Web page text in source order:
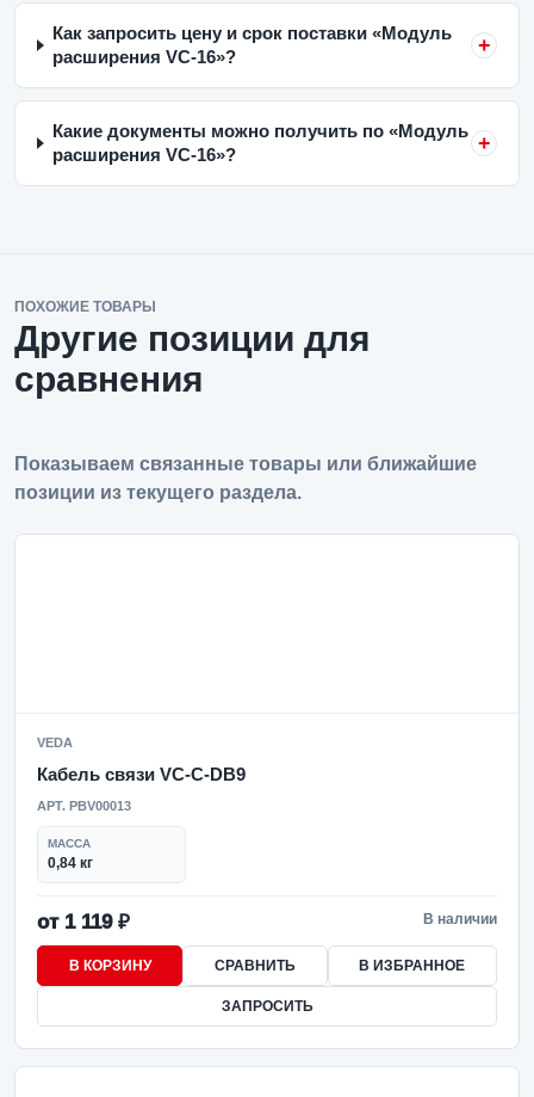
Как запросить цену и срок поставки «Модуль
расширения VC-16»?
Какие документы можно получить по «Модуль
расширения VC-16»?
ПОХОЖИЕ ТОВАРЫ
Другие позиции для
сравнения
Показываем связанные товары или ближайшие
позиции из текущего раздела.
VEDA
Кабель связи VC-C-DB9
АРТ. PBV00013
МАССА
0,84 кг
от 1 119 ₽ В наличии
В КОРЗИНУ СРАВНИТЬ В ИЗБРАННОЕ
ЗАПРОСИТЬ